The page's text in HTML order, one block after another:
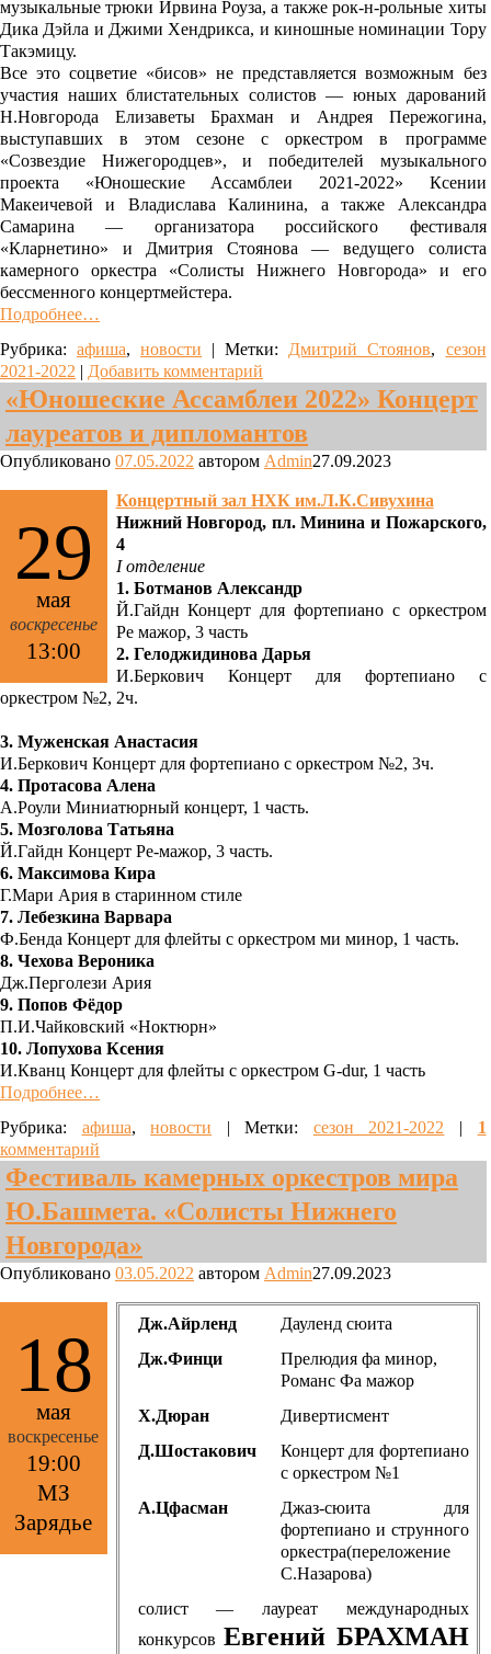
музыкальные трюки Ирвина Роуза, а также рок-н-рольные хиты
Дика Дэйла и Джими Хендрикса, и киношные номинации Тору
Такэмицу.
Все это соцветие «бисов» не представляется возможным без
участия наших блистательных солистов — юных дарований
Н.Новгорода Елизаветы Брахман и Андрея Пережогина,
выступавших в этом сезоне с оркестром в программе
«Созвездие Нижегородцев», и победителей музыкального
проекта «Юношеские Ассамблеи 2021-2022» Ксении
Макеичевой и Владислава Калинина, а также Александра
Самарина — организатора российского фестиваля
«Кларнетино» и Дмитрия Стоянова — ведущего солиста
камерного оркестра «Солисты Нижнего Новгорода» и его
бессменного концертмейстера.
Подробнее…
Рубрика: афиша,новости |Метки: Дмитрий Стоянов, сезон
2021-2022
Добавить комментарий
«Юношеские Ассамблеи 2022» Концерт
лауреатов и дипломантов
Опубликовано 07.05.2022 автором Admin27.09.2023
29
мая
воскресенье
13:00
Концертный зал НХК им.Л.К.Сивухина
Нижний Новгород, пл. Минина и Пожарского,
4
I отделение
1. Ботманов Александр
Й.Гайдн Концерт для фортепиано с оркестром
Ре мажор, 3 часть
2. Гелоджидинова Дарья
И.Беркович Концерт для фортепиано с
оркестром №2, 2ч.
3. Муженская Анастасия
И.Беркович Концерт для фортепиано с оркестром №2, 3ч.
4. Протасова Алена
А.Роули Миниатюрный концерт, 1 часть.
5. Мозголова Татьяна
Й.Гайдн Концерт Ре-мажор, 3 часть.
6. Максимова Кира
Г.Мари Ария в старинном стиле
7. Лебезкина Варвара
Ф.Бенда Концерт для флейты с оркестром ми минор, 1 часть.
8. Чехова Вероника
Дж.Перголези Ария
9. Попов Фёдор
П.И.Чайковский «Ноктюрн»
10. Лопухова Ксения
И.Кванц Концерт для флейты с оркестром G-dur, 1 часть
Подробнее…
Рубрика:
афиша,новости |Метки: сезон 2021-2022
1
комментарий
Фестиваль камерных оркестров мира
Ю.Башмета. «Солисты Нижнего
Новгорода»
Опубликовано 03.05.2022 автором Admin27.09.2023
18
мая
воскресенье
19:00
МЗ
Зарядье
Дж.Айрленд
Дауленд сюита
Дж.Финци
Прелюдия фа минор,
Романс Фа мажор
Х.Дюран
Дивертисмент
Д.Шостакович
Концерт для фортепиано
с оркестром №1
А.Цфасман
Джаз-сюита для
фортепиано и струнного
оркестра(переложение
С.Назарова)
солист — лауреат международных
конкурсовЕвгений БРАХМАН